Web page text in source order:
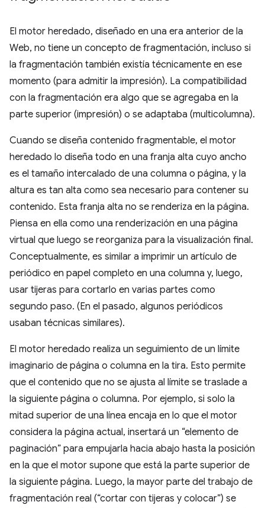
El motor heredado, diseñado en una era anterior de la
Web, no tiene un concepto de fragmentación, incluso si
la fragmentación también existía técnicamente en ese
momento (para admitir la impresión). La compatibilidad
con la fragmentación era algo que se agregaba en la
parte superior (impresión) o se adaptaba (multicolumna).
Cuando se diseña contenido fragmentable, el motor
heredado lo diseña todo en una franja alta cuyo ancho
es el tamaño intercalado de una columna o página, y la
altura es tan alta como sea necesario para contener su
contenido. Esta franja alta no se renderiza en la página.
Piensa en ella como una renderización en una página
virtual que luego se reorganiza para la visualización final.
Conceptualmente, es similar a imprimir un artículo de
periódico en papel completo en una columna y, luego,
usar tijeras para cortarlo en varias partes como
segundo paso. (En el pasado, algunos periódicos
usaban técnicas similares).
El motor heredado realiza un seguimiento de un límite
imaginario de página o columna en la tira. Esto permite
que el contenido que no se ajusta al límite se traslade a
la siguiente página o columna. Por ejemplo, si solo la
mitad superior de una línea encaja en lo que el motor
considera la página actual, insertará un “elemento de
paginación” para empujarla hacia abajo hasta la posición
en la que el motor supone que está la parte superior de
la siguiente página. Luego, la mayor parte del trabajo de
fragmentación real (“cortar con tijeras y colocar”) se